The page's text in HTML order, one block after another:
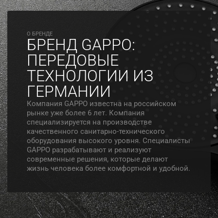
O БРЕНДЕ
БРЕНД GAPPO:
ПЕРЕДОВЫЕ
ТЕХНОЛОГИИ ИЗ
ГЕРМАНИИ
Компания GAPPO известна на российском
рынке уже более 6 лет. Компания
специализируется на производстве
качественного санитарно-технического
оборудования высокого уровня. Специалисты
GAPPO разрабатывают и реализуют
современные решения, которые делают
жизнь человека более комфортной и удобной.